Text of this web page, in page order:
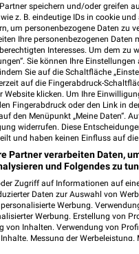
für
Deko-Woche
Aug. bis 01. Sep.
erstellen
PROSPEKT BLÄTTERN
MEHR PROSPEKTE
speichern und/oder greifen
z. B. eindeutige IDs in cookie und
um personenbezogene Daten zu
Ihre personenbezogenen Daten
Interesses. Um dem zu
Sie können Ihre
Sie auf die Schaltfläche
auf die Fingerabdruck-
Website klicken. Um Ihre
Fingerabdruck oder den Link in
den Menüpunkt „Meine Daten“.
widerrufen. Diese
und haben keinen Einfluss auf
Partner verarbeiten Daten,
und Folgendes zu
Zugriff auf Informationen auf
Daten zur Auswahl von
Werbung.
Werbung. Erstellung von
von Inhalten. Verwendung von
Messung der Werbeleistung.